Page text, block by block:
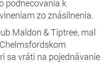
podnecovania k
zo znásilnenia.
Maldon & Tiptree, mal
sa vráti na pojednávanie